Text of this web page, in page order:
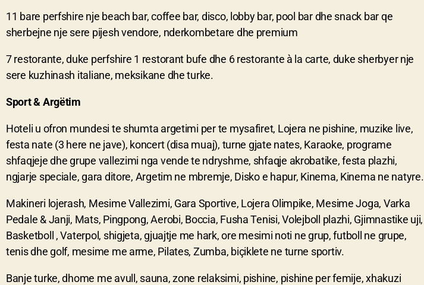
11 bare perfshire nje beach bar, coffee bar, disco, lobby bar, pool bar dhe snack bar qe
sherbejne nje sere pijesh vendore, nderkombetare dhe premium
7 restorante, duke perfshire 1 restorant bufe dhe 6 restorante à la carte, duke sherbyer nje
sere kuzhinash italiane, meksikane dhe turke.
Sport & Argëtim
Hoteli u ofron mundesi te shumta argetimi per te mysafiret, Lojera ne pishine, muzike live,
festa nate (3 here ne jave), koncert (disa muaj), turne gjate nates, Karaoke, programe
shfaqjeje dhe grupe vallezimi nga vende te ndryshme, shfaqje akrobatike, festa plazhi,
ngjarje speciale, gara ditore, Argetim ne mbremje, Disko e hapur, Kinema, Kinema ne natyre.
Makineri lojerash, Mesime Vallezimi, Gara Sportive, Lojera Olimpike, Mesime Joga, Varka
Pedale & Janji, Mats, Pingpong, Aerobi, Boccia, Fusha Tenisi, Volejboll plazhi, Gjimnastike uji,
Basketboll , Vaterpol, shigjeta, gjuajtje me hark, ore mesimi noti ne grup, futboll ne grupe,
tenis dhe golf, mesime me arme, Pilates, Zumba, biçiklete ne turne sportiv.
Banje turke, dhome me avull, sauna, zone relaksimi, pishine, pishine per femije, xhakuzi